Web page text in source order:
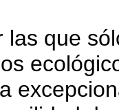
las que